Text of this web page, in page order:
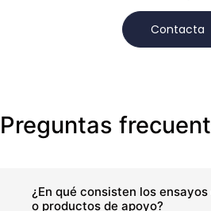
Contacta
Preguntas
¿En qué consisten los
o productos de apoyo?